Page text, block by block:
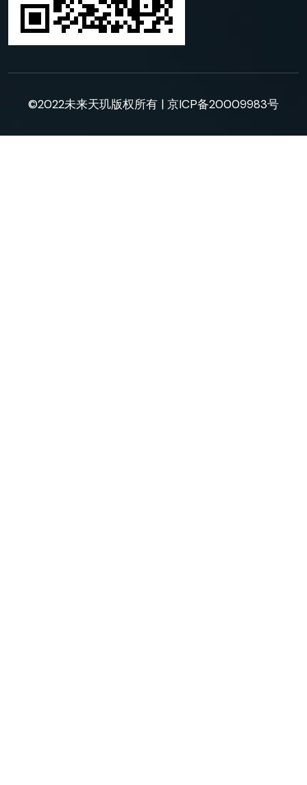
©2022未来天玑版权所有 | 京ICP备20009983号